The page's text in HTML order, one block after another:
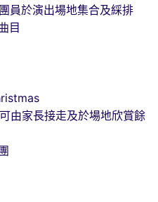
於演出場地集合及綵排
目
由家長接走及於場地欣賞餘